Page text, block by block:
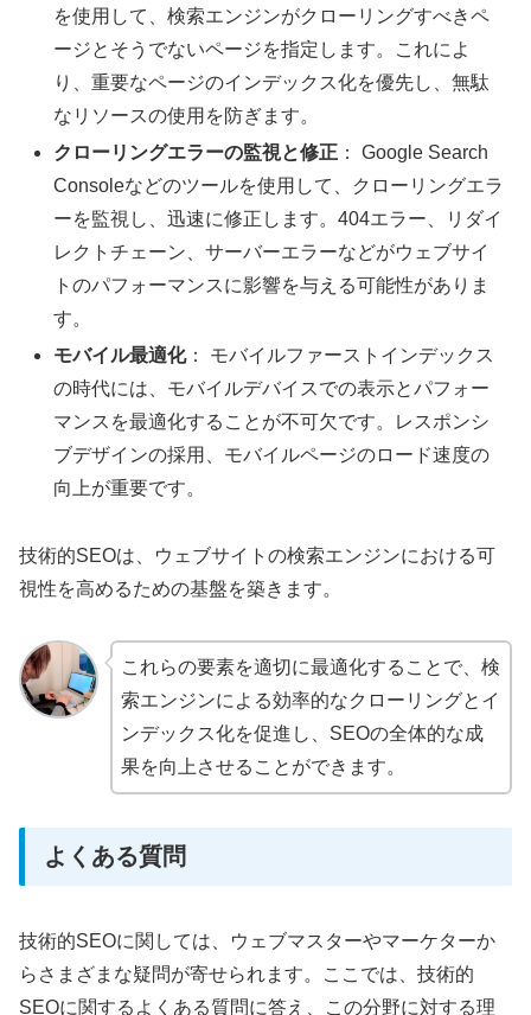
を使用して、検索エンジンがクローリングすべきペ
ージとそうでないページを指定します。これによ
り、重要なページのインデックス化を優先し、無駄
なリソースの使用を防ぎます。
クローリングエラーの監視と修正 ： Google Search
Consoleなどのツールを使用して、クローリングエラ
ーを監視し、迅速に修正します。404エラー、リダイ
レクトチェーン、サーバーエラーなどがウェブサイ
トのパフォーマンスに影響を与える可能性がありま
す。
モバイル最適化： モバイルファーストインデックス
の時代には、モバイルデバイスでの表示とパフォー
マンスを最適化することが不可欠です。レスポンシ
ブデザインの採用、モバイルページのロード速度の
向上が重要です。
技術的SEOは、ウェブサイトの検索エンジンにおける可
視性を高めるための基盤を築きます。
これらの要素を適切に最適化することで、検
索エンジンによる効率的なクローリングとイ
ンデックス化を促進し、SEOの全体的な成
果を向上させることができます。
よくある質問
技術的SEOに関しては、ウェブマスターやマーケターか
らさまざまな疑問が寄せられます。ここでは、技術的
SEOに関するよくある質問に答え、この分野に対する理